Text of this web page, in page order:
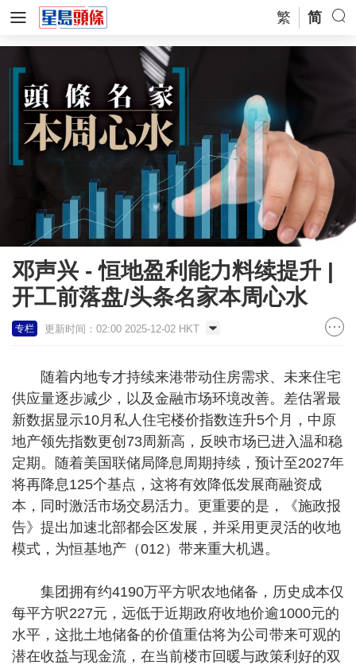
繁 简
邓声兴 - 恒地盈利能力料续提升 |
开工前落盘/头条名家本周心水
专栏 更新时间：02:00 2025-12-02 HKT
随着内地专才持续来港带动住房需求、未来住宅
供应量逐步减少，以及金融市场环境改善。差估署最
新数据显示10月私人住宅楼价指数连升5个月，中原
地产领先指数更创73周新高，反映市场已进入温和稳
定期。随着美国联储局降息周期持续，预计至2027年
将再降息125个基点，这将有效降低发展商融资成
本，同时激活市场交易活力。更重要的是，《施政报
告》提出加速北部都会区发展，并采用更灵活的收地
模式，为恒基地产（012）带来重大机遇。
集团拥有约4190万平方呎农地储备，历史成本仅
每平方呎227元，远低于近期政府收地价逾1000元的
水平，这批土地储备的价值重估将为公司带来可观的
潜在收益与现金流，在当前楼市回暖与政策利好的双